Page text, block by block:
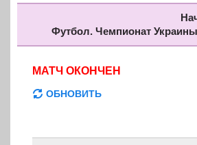
Футбол. Чемпионат
МАТЧ ОКОНЧЕН
ОБНОВИТЬ